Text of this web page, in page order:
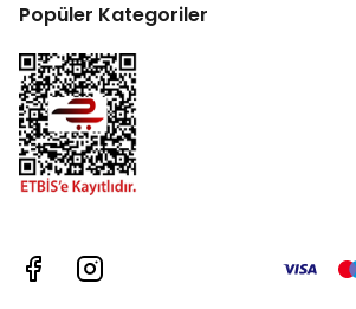
Popüler Kategoriler